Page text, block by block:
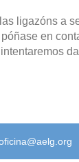
ligazóns a
en